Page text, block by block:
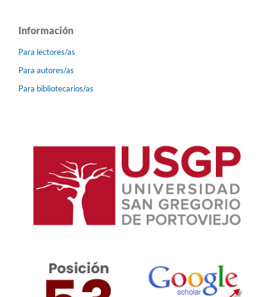
Información
Para lectores/as
Para autores/as
Para bibliotecarios/as